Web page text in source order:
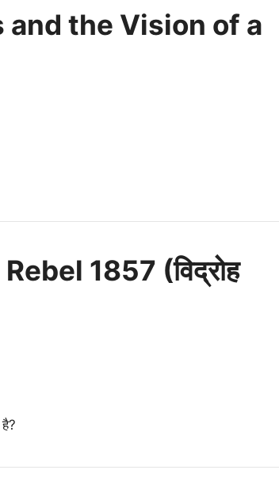
and the Vision of a
1857 (विद्रोह